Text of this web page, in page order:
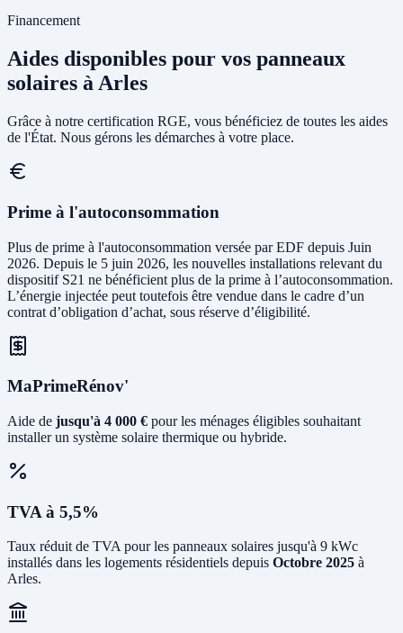
Financement
Aides disponibles pour vos panneaux
solaires à Arles
Grâce à notre certification RGE, vous bénéficiez de toutes les aides
de l'État. Nous gérons les démarches à votre place.
Prime à l'autoconsommation
Plus de prime à l'autoconsommation versée par EDF depuis Juin
2026. Depuis le 5 juin 2026, les nouvelles installations relevant du
dispositif S21 ne bénéficient plus de la prime à l’autoconsommation.
L’énergie injectée peut toutefois être vendue dans le cadre d’un
contrat d’obligation d’achat, sous réserve d’éligibilité.
MaPrimeRénov'
Aide de jusqu'à 4 000 € pour les ménages éligibles souhaitant
installer un système solaire thermique ou hybride.
TVA à 5,5%
Taux réduit de TVA pour les panneaux solaires jusqu'à 9 kWc
installés dans les logements résidentiels depuis Octobre 2025 à
Arles.